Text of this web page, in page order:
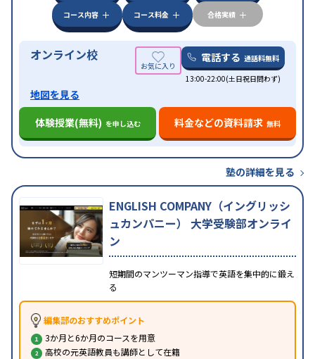
コース内容
コース料金 合格実績
オンライン校 電話する 通話料無料
13:00-22:00(土日祝日問わず)
地図を見る
体験授業(無料) を申し込む 料金などの資料請求 無料
塾の詳細を見る
ENGLISH COMPANY（イングリッシ
ュカンパニー） 大学受験部オンライ
ン
短期間のマンツーマン指導で英語を集中的に鍛え
る
編集部のおすすめポイント
3か月と6か月のコースを用意
高校の元英語教員も講師として在籍